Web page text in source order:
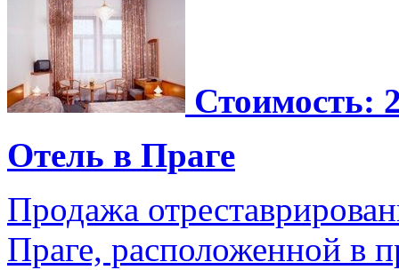
Стоимость:
Отель в Праге
Продажа
Праге, расположенной в